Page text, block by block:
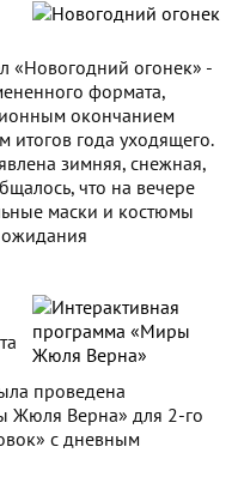
огонек» -
формата,
окончанием
итогов года уходящего.
зимняя, снежная,
что на вечере
маски и костюмы
ожидания
проведена
Жюля Верна» для 2-го
с дневным